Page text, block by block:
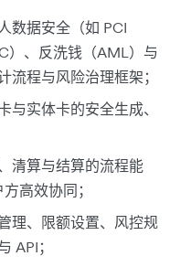
数据安全（如 PCI
）、反洗钱（AML）与
流程与风险治理框架；
与实体卡的安全生成、
清算与结算的流程能
高效协同；​
理、限额设置、风控规
API；​